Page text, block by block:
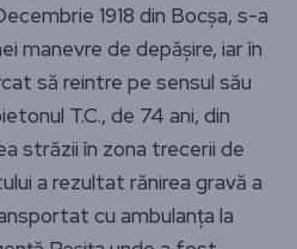
1918 din Bocşa, s-a
manevre de depăşire, iar în
să reintre pe sensul său
T.C., de 74 ani, din
străzii în zona trecerii de
a rezultat rănirea gravă a
cu ambulanţa la